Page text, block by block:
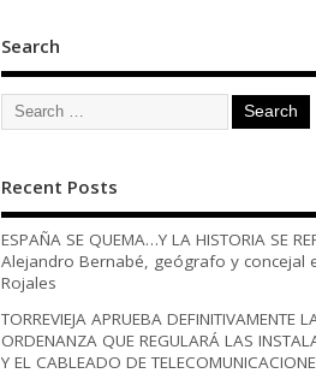
Search
Recent Posts
ESPAÑA SE QUEMA…Y LA HISTORIA SE
Alejandro Bernabé, geógrafo y concejal
Rojales
TORREVIEJA APRUEBA DEFINITIVAMENTE
ORDENANZA QUE REGULARÁ LAS
Y EL CABLEADO DE